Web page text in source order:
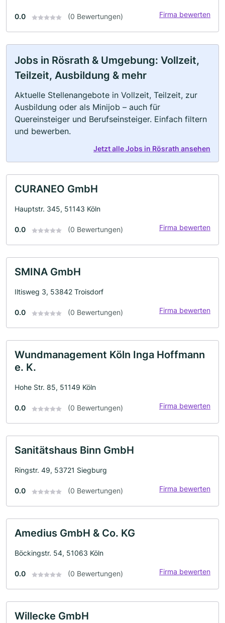
0.0 (0 Bewertungen) Firma bewerten
Jobs in Rösrath & Umgebung: Vollzeit,
Teilzeit, Ausbildung & mehr
Aktuelle Stellenangebote in Vollzeit, Teilzeit, zur
Ausbildung oder als Minijob – auch für
Quereinsteiger und Berufseinsteiger. Einfach filtern
und bewerben.
Jetzt alle Jobs in Rösrath ansehen
CURANEO GmbH
Hauptstr. 345, 51143 Köln
0.0 (0 Bewertungen) Firma bewerten
SMINA GmbH
Iltisweg 3, 53842 Troisdorf
0.0 (0 Bewertungen) Firma bewerten
Wundmanagement Köln Inga Hoffmann
e. K.
Hohe Str. 85, 51149 Köln
0.0 (0 Bewertungen) Firma bewerten
Sanitätshaus Binn GmbH
Ringstr. 49, 53721 Siegburg
0.0 (0 Bewertungen) Firma bewerten
Amedius GmbH & Co. KG
Böckingstr. 54, 51063 Köln
0.0 (0 Bewertungen) Firma bewerten
Willecke GmbH